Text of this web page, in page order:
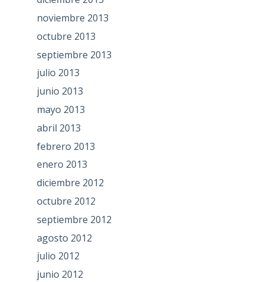
noviembre 2013
octubre 2013
septiembre 2013
julio 2013
junio 2013
mayo 2013
abril 2013
febrero 2013
enero 2013
diciembre 2012
octubre 2012
septiembre 2012
agosto 2012
julio 2012
junio 2012